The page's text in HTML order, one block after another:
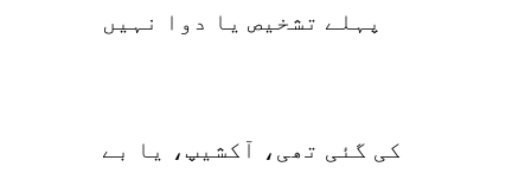
پہلے تشخیص یا دوا نہیں
کی گئی تھی، آکشیپ، یا بے